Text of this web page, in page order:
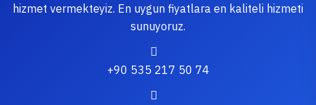
hizmet vermekteyiz. En uygun fiyatlara en kaliteli hizmeti
sunuyoruz.
+90 535 217 50 74